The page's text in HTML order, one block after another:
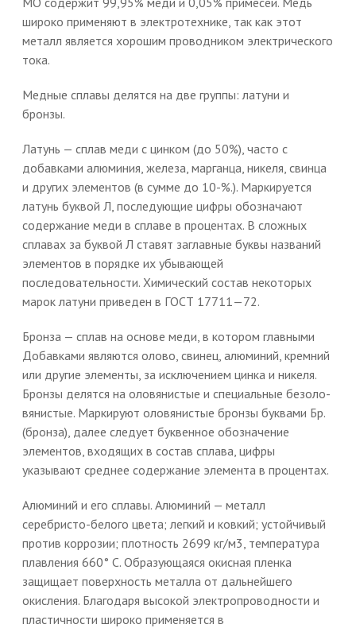
широко применяют в электротехнике, так как этот
металл является хорошим проводником электрического
тока.
Медные сплавы делятся на две группы: латуни и
бронзы.
Латунь — сплав меди с цинком (до 50%), часто с
добавками алюминия, железа, марганца, никеля, свинца
и других элементов (в сумме до 10-%.). Маркируется
латунь буквой Л, последующие цифры обозначают
содержание меди в сплаве в процентах. В сложных
сплавах за буквой Л ставят заглавные буквы названий
элементов в порядке их убывающей
последовательности. Химический состав некоторых
марок латуни приведен в ГОСТ 17711—72.
Бронза — сплав на основе меди, в котором главными
Добавками являются олово, свинец, алюминий, кремний
или другие элементы, за исключением цинка и никеля.
Бронзы делятся на оловянистые и специальные безоло-
вянистые. Маркируют оловянистые бронзы буквами Бр.
(бронза), далее следует буквенное обозначение
элементов, входящих в состав сплава, цифры
указывают среднее содержание элемента в процентах.
Алюминий и его сплавы. Алюминий — металл
серебристо-белого цвета; легкий и ковкий; устойчивый
против коррозии; плотность 2699 кг/м3, температура
плавления 660° С. Образующаяся окисная пленка
защищает поверхность металла от дальнейшего
окисления. Благодаря высокой электропроводности и
пластичности широко применяется в